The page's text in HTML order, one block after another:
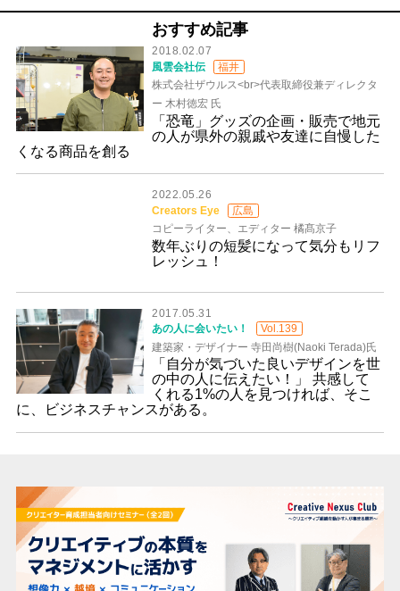
おすすめ記事
2018.02.07
風雲会社伝
福井
株式会社ザウルス<br>代表取締役兼ディレクタ
ー 木村徳宏 氏
「恐竜」グッズの企画・販売で地元
の人が県外の親戚や友達に自慢した
くなる商品を創る
2022.05.26
Creators Eye
広島
コピーライター、エディター 橘髙京子
数年ぶりの短髪になって気分もリフ
レッシュ！
2017.05.31
あの人に会いたい！
Vol.139
建築家・デザイナー 寺田尚樹(Naoki Terada)氏
「自分が気づいた良いデザインを世
の中の人に伝えたい！」 共感して
くれる1%の人を見つければ、そこ
に、ビジネスチャンスがある。